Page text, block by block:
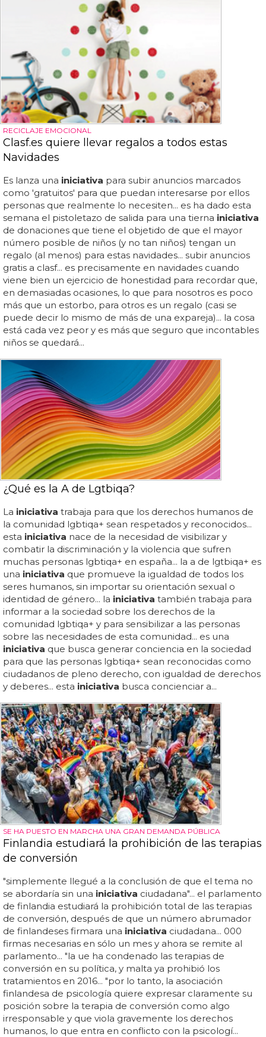
RECICLAJE EMOCIONAL
Clasf.es quiere llevar regalos a todos estas
Navidades
Es lanza una iniciativa para subir anuncios marcados
como 'gratuitos' para que puedan interesarse por ellos
personas que realmente lo necesiten... es ha dado esta
semana el pistoletazo de salida para una tierna iniciativa
de donaciones que tiene el objetido de que el mayor
número posible de niños (y no tan niños) tengan un
regalo (al menos) para estas navidades... subir anuncios
gratis a clasf... es precisamente en navidades cuando
viene bien un ejercicio de honestidad para recordar que,
en demasiadas ocasiones, lo que para nosotros es poco
más que un estorbo, para otros es un regalo (casi se
puede decir lo mismo de más de una expareja)... la cosa
está cada vez peor y es más que seguro que incontables
niños se quedará...
¿Qué es la A de Lgtbiqa?
La iniciativa trabaja para que los derechos humanos de
la comunidad lgbtiqa+ sean respetados y reconocidos...
esta iniciativa nace de la necesidad de visibilizar y
combatir la discriminación y la violencia que sufren
muchas personas lgbtiqa+ en españa... la a de lgtbiqa+ es
una iniciativa que promueve la igualdad de todos los
seres humanos, sin importar su orientación sexual o
identidad de género... la iniciativa también trabaja para
informar a la sociedad sobre los derechos de la
comunidad lgbtiqa+ y para sensibilizar a las personas
sobre las necesidades de esta comunidad... es una
iniciativa que busca generar conciencia en la sociedad
para que las personas lgbtiqa+ sean reconocidas como
ciudadanos de pleno derecho, con igualdad de derechos
y deberes... esta iniciativa busca concienciar a...
SE HA PUESTO EN MARCHA UNA GRAN DEMANDA PÚBLICA
Finlandia estudiará la prohibición de las terapias
de conversión
"simplemente llegué a la conclusión de que el tema no
se abordaría sin una iniciativa ciudadana"... el parlamento
de finlandia estudiará la prohibición total de las terapias
de conversión, después de que un número abrumador
de finlandeses firmara una iniciativa ciudadana... 000
firmas necesarias en sólo un mes y ahora se remite al
parlamento... "la ue ha condenado las terapias de
conversión en su política, y malta ya prohibió los
tratamientos en 2016... "por lo tanto, la asociación
finlandesa de psicología quiere expresar claramente su
posición sobre la terapia de conversión como algo
irresponsable y que viola gravemente los derechos
humanos, lo que entra en conflicto con la psicologí...